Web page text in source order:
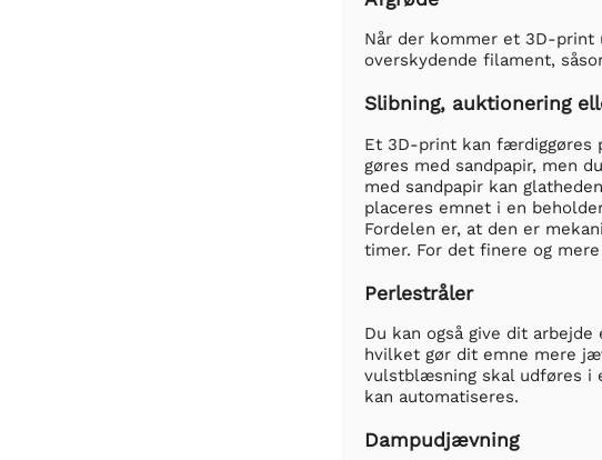
Når der kommer et 3D-
overskydende filament,
Slibning, auktionering
Et 3D-print kan færdiggøres
gøres med sandpapir, men
med sandpapir kan
placeres emnet i en
Fordelen er, at den er
timer. For det finere og
Perlestråler
Du kan også give dit
hvilket gør dit emne mere
vulstblæsning skal udføres i
kan automatiseres.
Dampudjævning